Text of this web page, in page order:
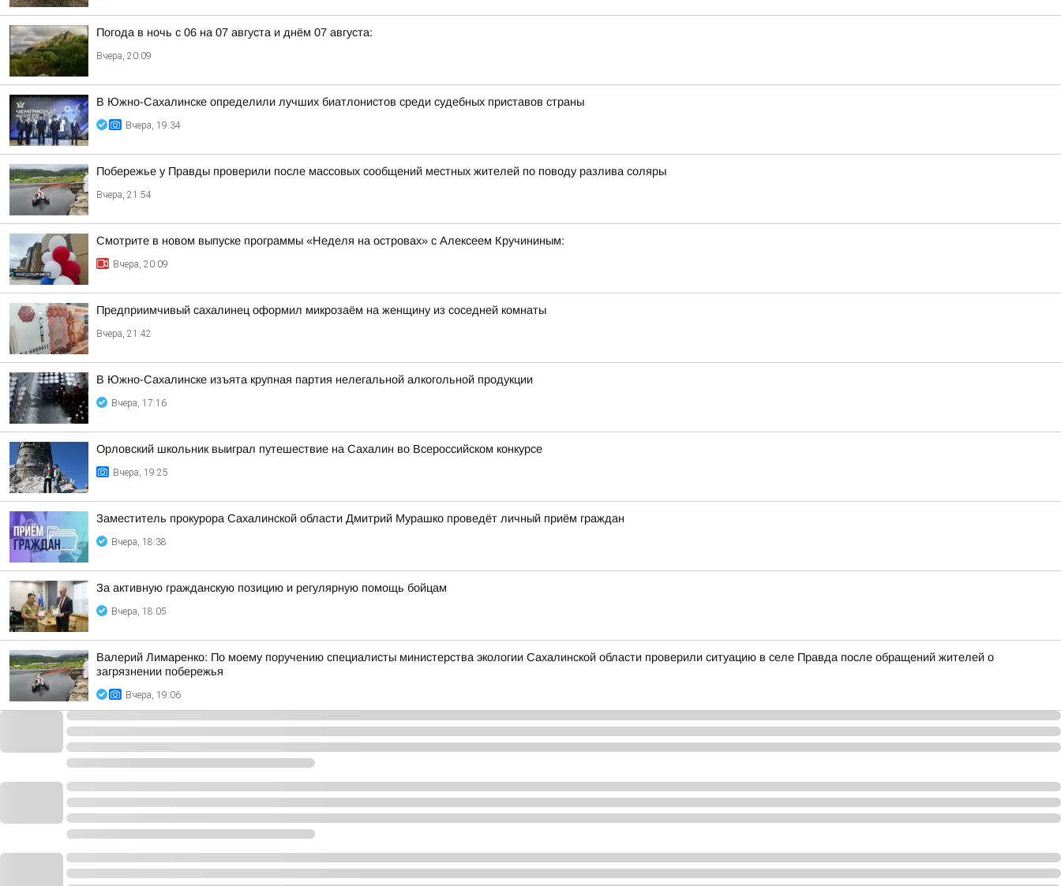
Погода в ночь с 06 на 07 августа и днём 07 августа:
Вчера, 20:09
В Южно-Сахалинске определили лучших биатлонистов среди судебных приставов страны
Вчера, 19:34
Побережье у Правды проверили после массовых сообщений местных жителей по поводу разлива соляры
Вчера, 21:54
Смотрите в новом выпуске программы «Неделя на островах» с Алексеем Кручининым:
Вчера, 20:09
Предприимчивый сахалинец оформил микрозаём на женщину из соседней комнаты
Вчера, 21:42
В Южно-Сахалинске изъята крупная партия нелегальной алкогольной продукции
Вчера, 17:16
Орловский школьник выиграл путешествие на Сахалин во Всероссийском конкурсе
Вчера, 19:25
Заместитель прокурора Сахалинской области Дмитрий Мурашко проведёт личный приём граждан
Вчера, 18:38
За активную гражданскую позицию и регулярную помощь бойцам
Вчера, 18:05
Валерий Лимаренко: По моему поручению специалисты министерства экологии Сахалинской области проверили ситуацию в селе Правда после обращений жителей о
загрязнении побережья
Вчера, 19:06